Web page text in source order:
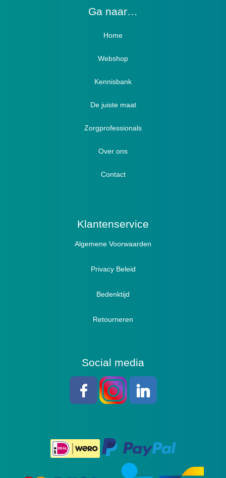
Ga naar…
Home
Webshop
Verbandschoenen / Verbandsloffen
Luxe verbandschoenen / stretch (Hallux)
Diabetici
Winterboots
Lymph / Oedeem
Actief
Pantoffels
Sandalen
Kennisbank
Diabetici
Oedeem
Hallux Valgus
Hamertenen
De juiste maat
Zorgprofessionals
Over ons
Contact
Klantenservice
Algemene Voorwaarden
Privacy Beleid
Bedenktijd
Retourneren
Social media